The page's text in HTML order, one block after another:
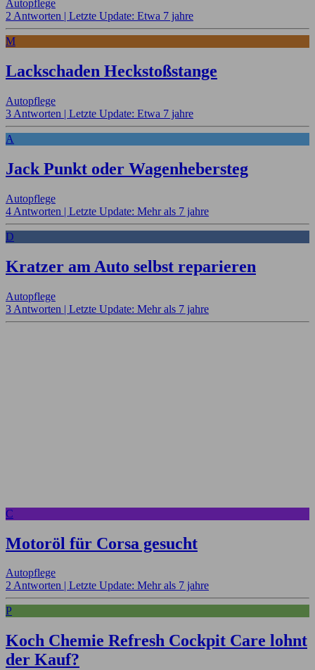
Autopflege
2 Antworten | Letzte Update: Etwa 7 jahre
M
Lackschaden Heckstoßstange
Autopflege
3 Antworten | Letzte Update: Etwa 7 jahre
A
Jack Punkt oder Wagenhebersteg
Autopflege
4 Antworten | Letzte Update: Mehr als 7 jahre
D
Kratzer am Auto selbst reparieren
Autopflege
3 Antworten | Letzte Update: Mehr als 7 jahre
C
Motoröl für Corsa gesucht
Autopflege
2 Antworten | Letzte Update: Mehr als 7 jahre
P
Koch Chemie Refresh Cockpit Care lohnt
der Kauf?